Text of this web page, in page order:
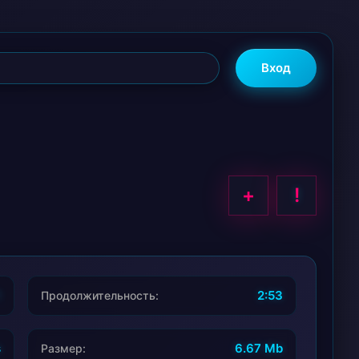
Вход
+ !
Продолжительность: 2:53
Размер: 6.67 Mb